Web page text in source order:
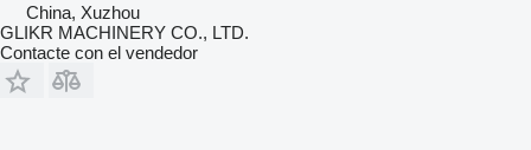
China, Xuzhou
GLIKR MACHINERY CO., LTD.
Contacte con el vendedor